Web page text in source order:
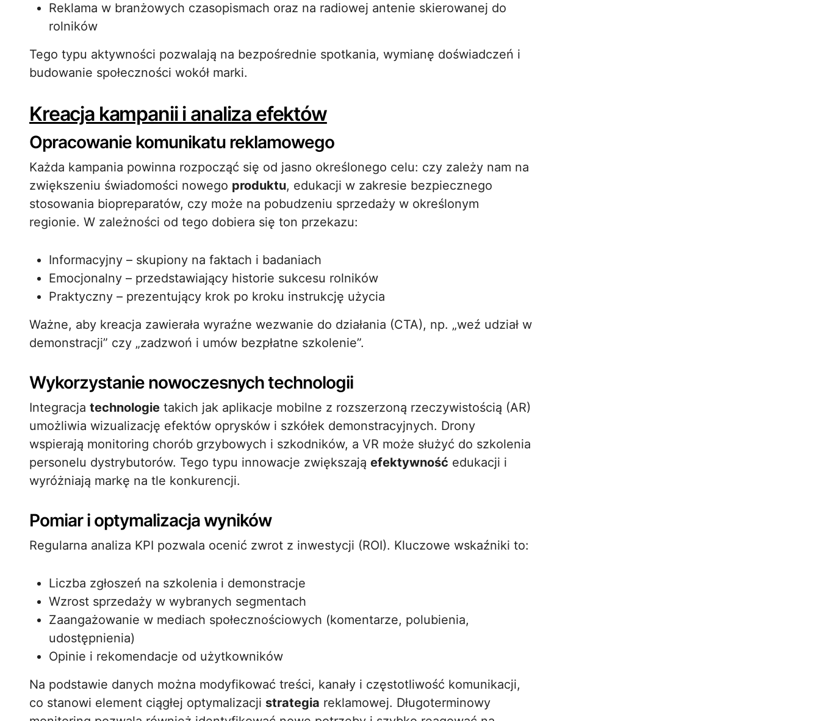
Reklama w branżowych czasopismach oraz na radiowej antenie skierowanej do
rolników
Tego typu aktywności pozwalają na bezpośrednie spotkania, wymianę doświadczeń i
budowanie społeczności wokół marki.
Kreacja kampanii i analiza efektów
Opracowanie komunikatu reklamowego
Każda kampania powinna rozpocząć się od jasno określonego celu: czy zależy nam na
zwiększeniu świadomości nowego produktu, edukacji w zakresie bezpiecznego
stosowania biopreparatów, czy może na pobudzeniu sprzedaży w określonym
regionie. W zależności od tego dobiera się ton przekazu:
Informacyjny – skupiony na faktach i badaniach
Emocjonalny – przedstawiający historie sukcesu rolników
Praktyczny – prezentujący krok po kroku instrukcję użycia
Ważne, aby kreacja zawierała wyraźne wezwanie do działania (CTA), np. „weź udział w
demonstracji” czy „zadzwoń i umów bezpłatne szkolenie”.
Wykorzystanie nowoczesnych technologii
Integracja technologie takich jak aplikacje mobilne z rozszerzoną rzeczywistością (AR)
umożliwia wizualizację efektów oprysków i szkółek demonstracyjnych. Drony
wspierają monitoring chorób grzybowych i szkodników, a VR może służyć do szkolenia
personelu dystrybutorów. Tego typu innowacje zwiększają efektywność edukacji i
wyróżniają markę na tle konkurencji.
Pomiar i optymalizacja wyników
Regularna analiza KPI pozwala ocenić zwrot z inwestycji (ROI). Kluczowe wskaźniki to:
Liczba zgłoszeń na szkolenia i demonstracje
Wzrost sprzedaży w wybranych segmentach
Zaangażowanie w mediach społecznościowych (komentarze, polubienia,
udostępnienia)
Opinie i rekomendacje od użytkowników
Na podstawie danych można modyfikować treści, kanały i częstotliwość komunikacji,
co stanowi element ciągłej optymalizacji strategia reklamowej. Długoterminowy